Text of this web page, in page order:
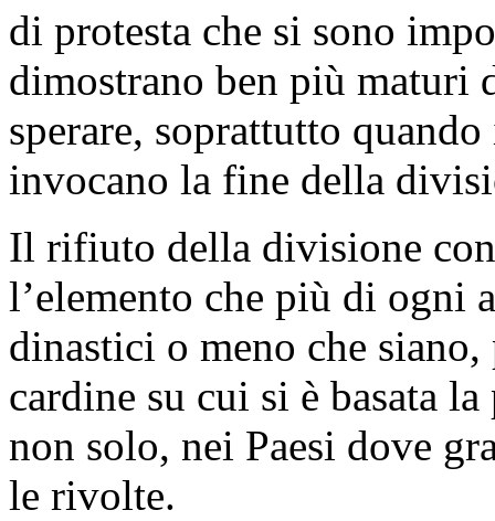
di protesta che si sono
dimostrano ben più maturi
sperare, soprattutto
invocano la fine della
Il rifiuto della divisione
l’elemento che più di ogni
dinastici o meno che
cardine su cui si è basata
non solo, nei Paesi dove
le rivolte.